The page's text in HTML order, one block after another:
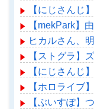
【にじさんじ
【mekPark】
ヒカルさん、
【ストグラ】
【にじさんじ
【ホロライブ
【ぶいすぽ】